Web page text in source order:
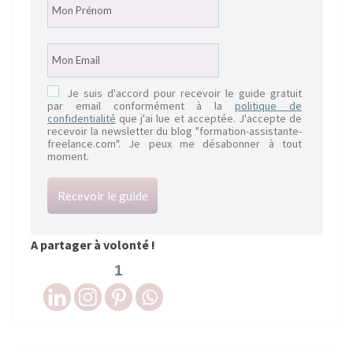
Je suis d'accord pour recevoir le guide gratuit
par email conformément à lapolitique de
confidentialité que j'ai lue et acceptée. J'accepte de
recevoir la newsletter du blog "formation-assistante-
freelance.com". Je peux me désabonner à tout
moment.
Recevoir le guide
A partager à volonté !
1